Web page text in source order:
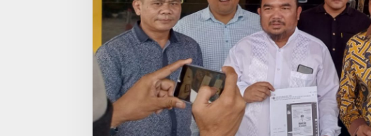
e
k
o
s
.
V
o
t
e